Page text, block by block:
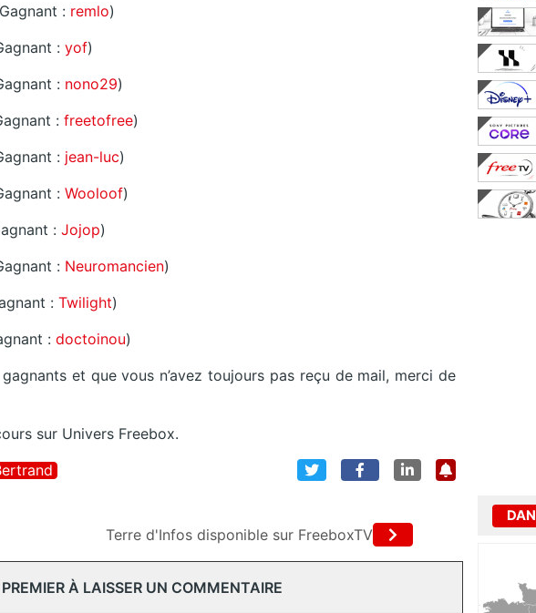
: remlo)
: yof)
: nono29)
: freetofree)
: jean-luc)
: Wooloof)
: Jojop)
: Neuromancien)
: Twilight)
: doctoinou)
et que vous n’avez toujours pas reçu de mail, merci de
sur Univers Freebox.
Terre d'Infos disponible sur FreeboxTV
À LAISSER UN COMMENTAIRE